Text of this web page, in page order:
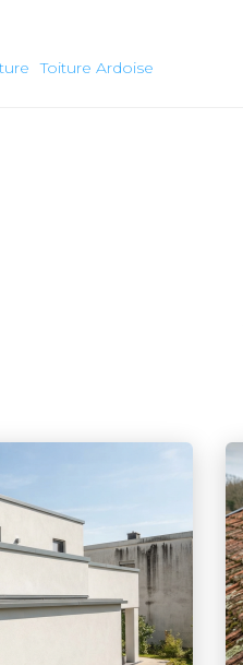
Toiture Ardoise